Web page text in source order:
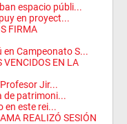
espacio públi...
en proyect...
FIRMA
en Campeonato S...
EN LA
Jir...
de patrimoni...
en este rei...
REALIZÓ SESIÓN